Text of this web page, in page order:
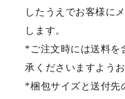
したうえでお客様に
します。
*ご注文時には送料を
承くださいますよう
*梱包サイズと送付先